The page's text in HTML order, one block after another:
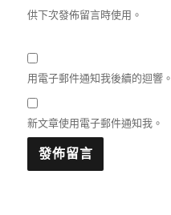
供下次發佈留言時使用。
用電子郵件通知我後續的迴響。
新文章使用電子郵件通知我。